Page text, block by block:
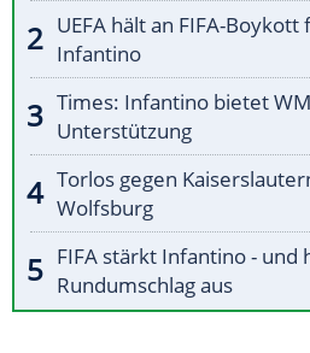
UEFA hält an FIFA-Boykott
Infantino
Times: Infantino bietet
Unterstützung
Torlos gegen
Wolfsburg
FIFA stärkt Infantino - und
Rundumschlag aus